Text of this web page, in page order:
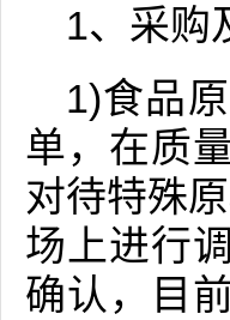
1、采购
1)食品
单，在质
对待特殊
场上进行
确认，目